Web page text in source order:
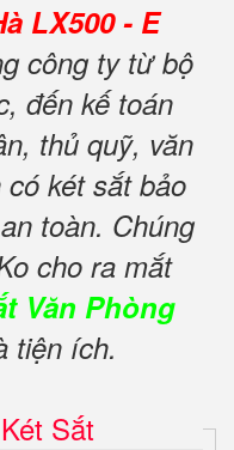
LX500 - E
công ty từ bộ
đến kế toán
thủ quỹ, văn
két sắt bảo
toàn. Chúng
cho ra mắt
Văn Phòng
tiện ích.
Sắt